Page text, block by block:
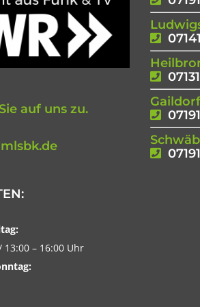
auf uns zu.
13:00 – 16:00 Uhr
Gaildorf